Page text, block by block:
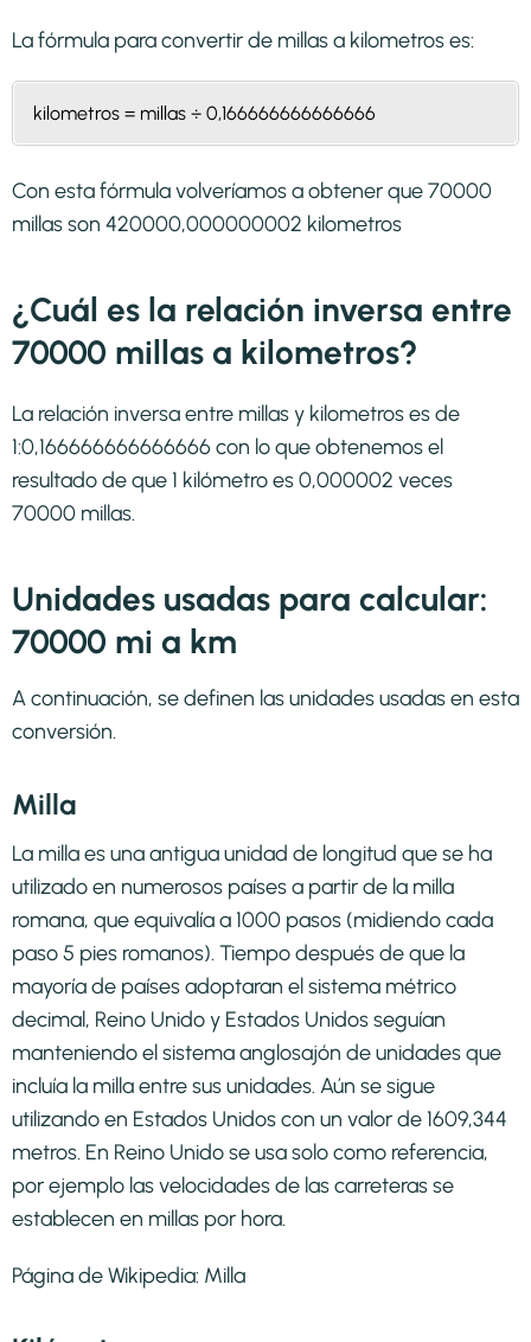
La fórmula para convertir de millas a kilometroses:
kilometros = millas ÷ 0,166666666666666
Con esta fórmula volveríamos a obtener que 70000
millas son 420000,000000002 kilometros
¿Cuál es la relación inversa entre
70000 millas a kilometros?
La relación inversa entre millas y kilometros es de
1:0,166666666666666 con lo que obtenemos el
resultado de que 1 kilómetro es 0,000002 veces
70000 millas.
Unidades usadas para calcular:
70000 mi a km
A continuación, se definen las unidades usadas en esta
conversión.
Milla
La milla es una antigua unidad de longitud que se ha
utilizado en numerosos países a partir de la milla
romana, que equivalía a 1000 pasos (midiendo cada
paso 5 pies romanos). Tiempo después de que la
mayoría de países adoptaran el sistema métrico
decimal, Reino Unido y Estados Unidos seguían
manteniendo el sistema anglosajón de unidades que
incluía la milla entre sus unidades. Aún se sigue
utilizando en Estados Unidos con un valor de 1609,344
metros. En Reino Unido se usa solo como referencia,
por ejemplo las velocidades de las carreteras se
establecen en millas por hora.
Página de Wikipedia: Milla